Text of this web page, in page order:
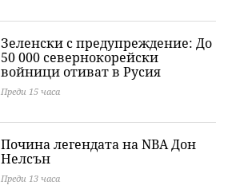
Зеленски с предупреждение: До
50 000 севернокорейски
войници отиват в Русия
Преди 15 часа
Почина легендата на NBA Дон
Нелсън
Преди 13 часа